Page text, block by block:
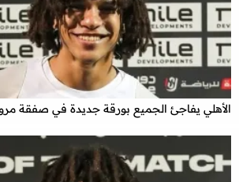
الأهلي يفاجئ الجميع بورقة جديدة في صفقة